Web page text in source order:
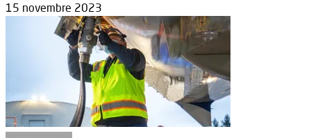
15 novembre 2023